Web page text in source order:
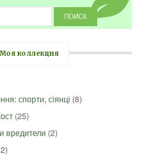
Моя коллекция
спорти, сіянці (8)
(25)
вредители (2)